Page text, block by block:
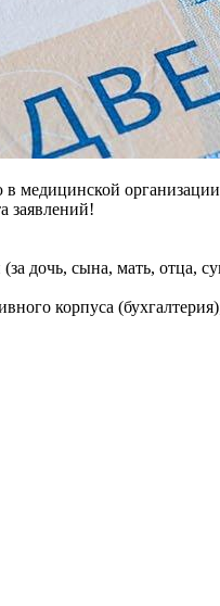
медицинской
заявлений!
дочь, сына, мать, отца,
корпуса